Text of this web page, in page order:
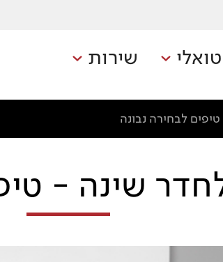
שירות
לבחירה נבונה
שינה -